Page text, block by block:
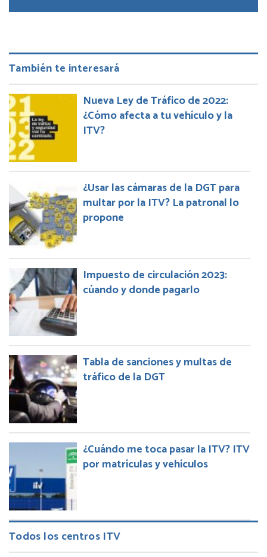
También te interesará
Nueva Ley de Tráfico de 2022:
¿Cómo afecta a tu vehículo y la
ITV?
¿Usar las cámaras de la DGT para
multar por la ITV? La patronal lo
propone
Impuesto de circulación 2023:
cúando y donde pagarlo
Tabla de sanciones y multas de
tráfico de la DGT
¿Cuándo me toca pasar la ITV? ITV
por matrículas y vehículos
Todos los centros ITV